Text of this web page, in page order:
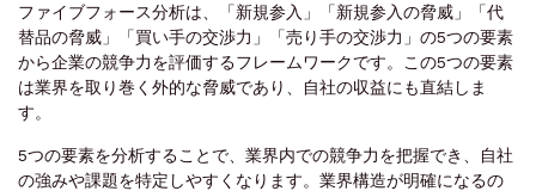
ファイブフォース分析は、「新規参入」「新規参入の脅威」「代
替品の脅威」「買い手の交渉力」「売り手の交渉力」の5つの要素
から企業の競争力を評価するフレームワークです。この5つの要素
は業界を取り巻く外的な脅威であり、自社の収益にも直結しま
す。
5つの要素を分析することで、業界内での競争力を把握でき、自社
の強みや課題を特定しやすくなります。業界構造が明確になるの